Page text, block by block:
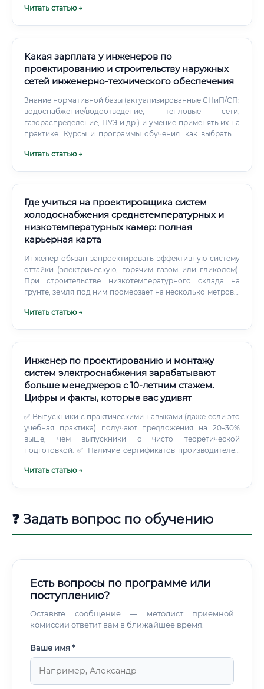
специальности: сравнение и преимущества Профессия
Читать статью →
Какая зарплата у инженеров по
проектированию и строительству наружных
сетей инженерно‑технического обеспечения
Знание нормативной базы (актуализированные СНиП/СП:
водоснабжение/водоотведение, тепловые сети,
газораспределение, ПУЭ и др.) и умение применять их на
практике. Курсы и программы обучения: как выбрать и
профильные расчеты, BIM‑координацию и практику по
трасс — Civil 3D/InfraWorks, для координации —
Revit/Navisworks.
Читать статью →
Где учиться на проектировщика систем
холодоснабжения среднетемпературных и
низкотемпературных камер: полная
карьерная карта
Инженер обязан запроектировать эффективную систему
оттайки (электрическую, горячим газом или гликолем).
При строительстве низкотемпературного склада на
грунте, земля под ним промерзает на несколько метров в
Читать статью →
Инженер по проектированию и монтажу
систем электроснабжения зарабатывают
больше менеджеров с 10-летним стажем.
Цифры и факты, которые вас удивят
✅ Выпускники с практическими навыками (даже если это
учебная практика) получают предложения на 20–30%
выше, чем выпускники с чисто теоретической
подготовкой. ✅ Наличие сертификатов производителей
существенное преимущество при найме. ⚠️ Важный
Читать статью →
❓ Задать вопрос по обучению
Есть вопросы по программе или
поступлению?
Оставьте сообщение — методист приемной
комиссии ответит вам в ближайшее время.
Ваше имя *